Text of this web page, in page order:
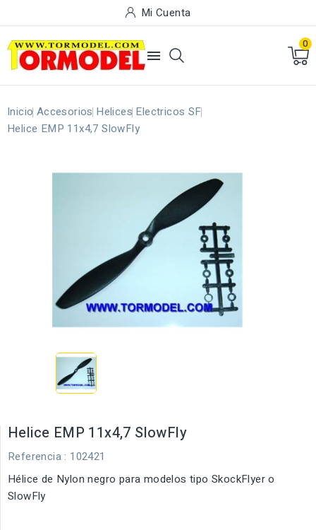
Mi Cuenta

0
Inicio Accesorios Helices Electricos SF
Helice EMP 11x4,7 SlowFly
Helice EMP 11x4,7 SlowFly
Referencia : 102421
Hélice de Nylon negro para modelos tipo SkockFlyer o
SlowFly